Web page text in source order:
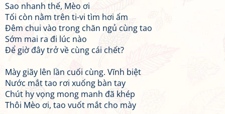
Sao nhanh thế, Mèo ơi
Tối còn nằm trên ti-vi tìm hơi ấm
Đêm chui vào trong chăn ngủ cùng tao
Sớm mai ra đi lúc nào
Để giờ đây trở về cùng cái chết?
Mày giãy lên lần cuối cùng. Vĩnh biệt
Nước mắt tao rơi xuống bàn tay
Chút hy vọng mong manh đã khép
Thôi Mèo ơi, tao vuốt mắt cho mày